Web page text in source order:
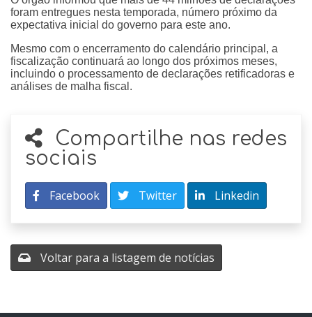
foram entregues nesta temporada, número próximo da
expectativa inicial do governo para este ano.
Mesmo com o encerramento do calendário principal, a
fiscalização continuará ao longo dos próximos meses,
incluindo o processamento de declarações retificadoras e
análises de malha fiscal.
Compartilhe nas redes
sociais
Facebook Twitter Linkedin
Voltar para a listagem de notícias